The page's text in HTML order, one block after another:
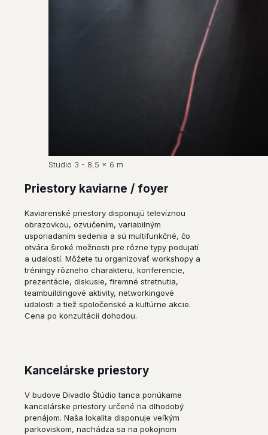
Studio 3 - 8,5 x 6 m
Priestory kaviarne / foyer
Kaviarenské priestory disponujú televíznou
obrazovkou, ozvučením, variabilným
usporiadaním sedenia a sú multifunkčné, čo
otvára široké možnosti pre rôzne typy podujatí
a udalostí. Môžete tu organizovať workshopy a
tréningy rôzneho charakteru, konferencie,
prezentácie, diskusie, firemné stretnutia,
teambuildingové aktivity, networkingové
udalosti a tiež spoločenské a kultúrne akcie.
Cena po konzultácii dohodou.
Kancelárske priestory
V budove Divadlo Štúdio tanca ponúkame
kancelárske priestory určené na dlhodobý
prenájom. Naša lokalita disponuje veľkým
parkoviskom, nachádza sa na pokojnom